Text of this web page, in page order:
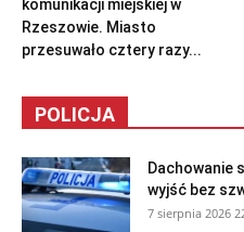
komunikacji miejskiej w
Rzeszowie. Miasto
przesuwało cztery razy...
POLICJA
Dachowanie
wyjść bez
7 sierpnia 2026